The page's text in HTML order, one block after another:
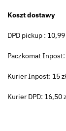
Koszt dostawy
DPD pickup :
Paczkomat Inpost:
Kurier Inpost: 15
Kurier DPD: 16,50